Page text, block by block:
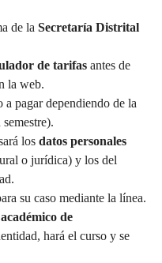
de la Secretaría Distrital
de tarifas antes de
la web.
pagar dependiendo de la
los datos personales
o jurídica) y los del
su caso mediante la línea.
de
hará el curso y se